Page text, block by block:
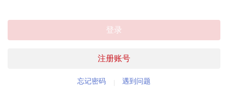
注册账号
登录
忘记密码 遇到问题